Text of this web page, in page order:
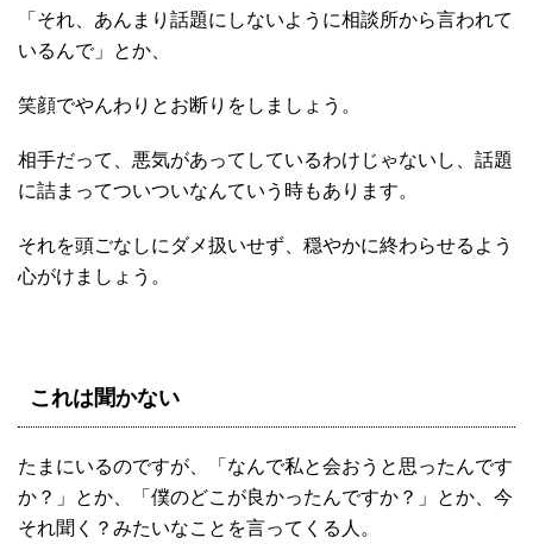
「それ、あんまり話題にしないように相談所から言われて
いるんで」とか、
笑顔でやんわりとお断りをしましょう。
相手だって、悪気があってしているわけじゃないし、話題
に詰まってついついなんていう時もあります。
それを頭ごなしにダメ扱いせず、穏やかに終わらせるよう
心がけましょう。
これは聞かない
たまにいるのですが、「なんで私と会おうと思ったんです
か？」とか、「僕のどこが良かったんですか？」とか、今
それ聞く？みたいなことを言ってくる人。